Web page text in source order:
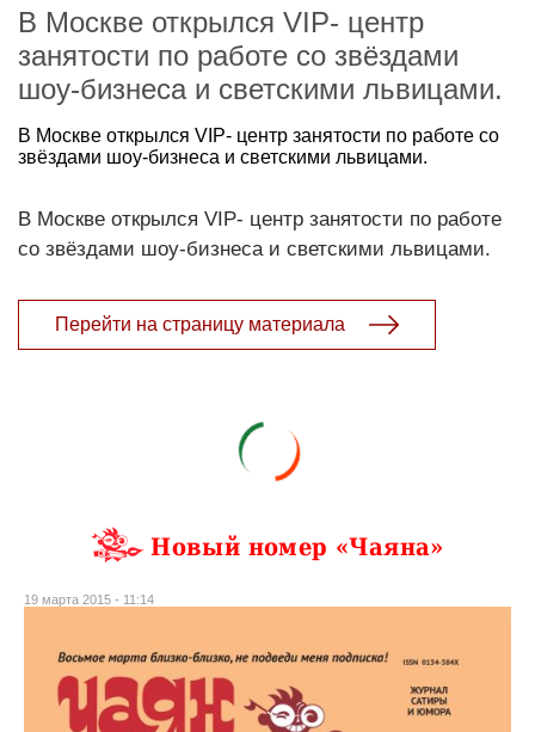
В Москве открылся VIP- центр
занятости по работе со звёздами
шоу-бизнеса и светскими львицами.
В Москве открылся VIP- центр занятости по работе со
звёздами шоу-бизнеса и светскими львицами.
В Москве открылся VIP- центр занятости по работе
со звёздами шоу-бизнеса и светскими львицами.
Перейти на страницу материала
Новый номер «Чаяна»
19 марта 2015 - 11:14